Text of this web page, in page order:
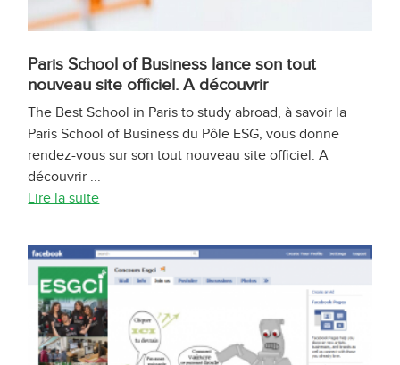
Paris School of Business lance son tout
nouveau site officiel. A découvrir
The Best School in Paris to study abroad, à savoir la
Paris School of Business du Pôle ESG, vous donne
rendez-vous sur son tout nouveau site officiel. A
découvrir ...
Lire la suite